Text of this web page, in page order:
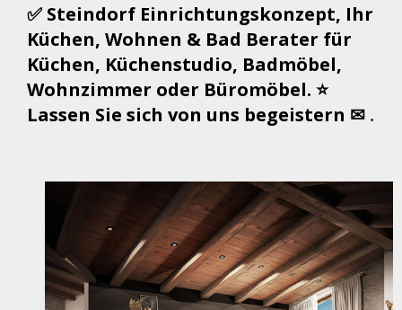
✅ Steindorf Einrichtungskonzept, Ihr
Küchen, Wohnen & Bad Berater für
Küchen, Küchenstudio, Badmöbel,
Wohnzimmer oder Büromöbel. ⭐
Lassen Sie sich von uns begeistern ✉ .